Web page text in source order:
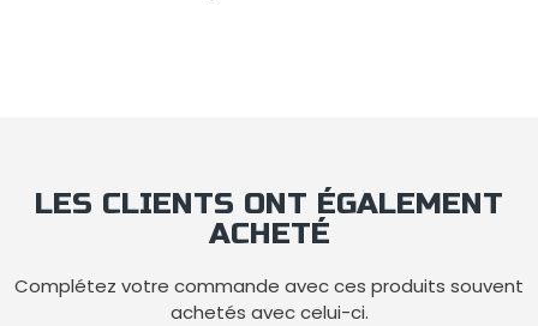
LES CLIENTS ONT ÉGALEMENT
ACHETÉ
Complétez votre commande avec ces produits souvent
achetés avec celui-ci.